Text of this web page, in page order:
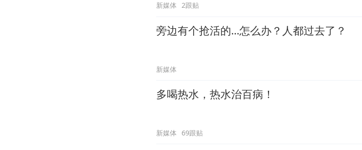
新媒体 2跟贴
旁边有个抢活的…怎么办？人都过去了？
新媒体
多喝热水，热水治百病！
新媒体 69跟贴